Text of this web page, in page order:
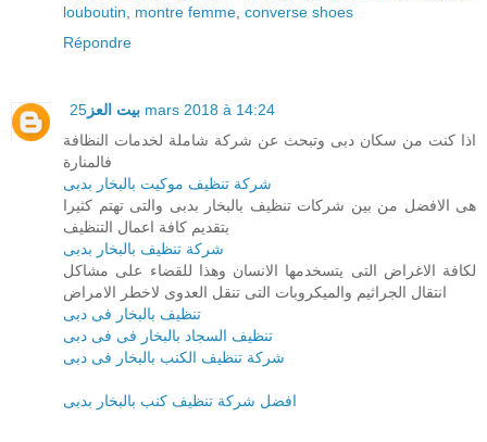
louboutin
montre femme converse shoes
Répondre
بيت العز 25 mars 2018 à 14:24
اذا كنت من سكان دبى وتبحث عن شركة شاملة لخدمات النظافة
فالمنارة
شركة تنظيف موكيت بالبخار بدبى
هى الافضل من بين شركات تنظيف بالبخار بدبى والتى تهتم كثيرا
بتقديم كافة اعمال التنظيف
شركة تنظيف بالبخار بدبى
لكافة الاغراض التى يتسخدمها الانسان وهذا للقضاء على مشاكل
انتقال الجراثيم والميكروبات التى تنقل العدوى لاخطر الامراض
تنظيف بالبخار فى دبى
تنظيف السجاد بالبخار فى فى دبى
شركة تنظيف الكنب بالبخار فى دبى
افضل شركة تنظيف كنب بالبخار بدبى